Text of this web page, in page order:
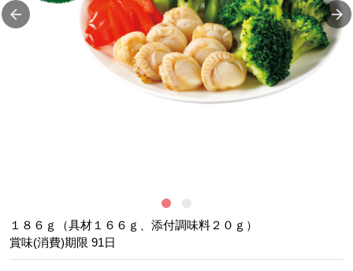
１８６ｇ（具材１６６ｇ、添付調味料２０ｇ）
賞味(消費)期限 91日